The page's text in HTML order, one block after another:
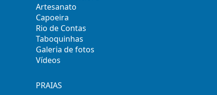
Artesanato
Capoeira
Rio de Contas
Taboquinhas
Galeria de fotos
Vídeos
PRAIAS